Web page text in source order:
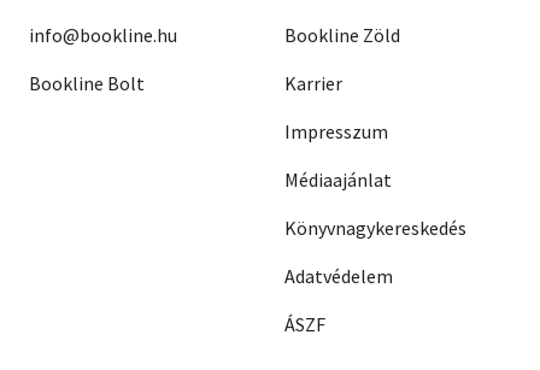
info@bookline.hu
Bookline Bolt
Bookline Zöld
Karrier
Impresszum
Médiaajánlat
Könyvnagykereskedés
Adatvédelem
ÁSZF